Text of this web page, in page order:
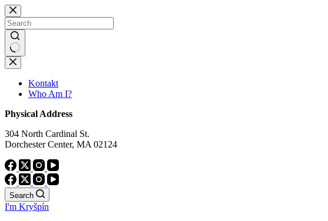
Skip
to
content
No
results
Kontakt
Who Am I?
Physical Address
304 North Cardinal St.
Dorchester Center, MA 02124
Search
I'm Kryšpín